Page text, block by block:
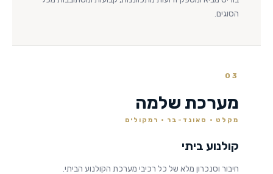
הסוגים.
03
מערכת שלמה
מקלט · סאונד-בר · רמקולים
קולנוע ביתי
חיבור וסנכרון מלא של כל רכיבי מערכת הקולנוע הביתי.